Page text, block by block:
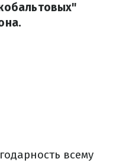
всему